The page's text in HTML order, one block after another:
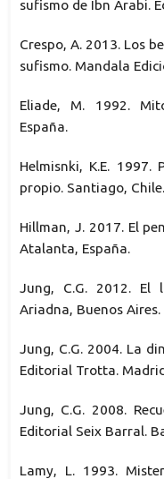
sufismo de Ibn Arabi.
Crespo, A. 2013. Los
sufismo. Mandala
Eliade, M. 1992.
España.
Helmisnki, K.E. 1997.
propio. Santiago, Chile.
Hillman, J. 2017. El
Atalanta, España.
Jung, C.G. 2012.
Ariadna, Buenos Aires.
Jung, C.G. 2004. La
Editorial Trotta.
Jung, C.G. 2008.
Editorial Seix Barral.
Lamy, L. 1993.